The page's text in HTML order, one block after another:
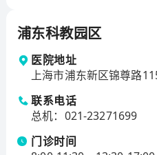
学重点实验室、上海市眼眶
市消化道微生态及重大疾病
医院拥有中国工程院院士5
次，上海科技精英6人，东
海市优秀学科、学术、技术
计划、医学领军人才等市级
浦东科教园区
医院地址
上海市浦东新区锦尊路
联系电话
总机： 021-23271699
门诊时间